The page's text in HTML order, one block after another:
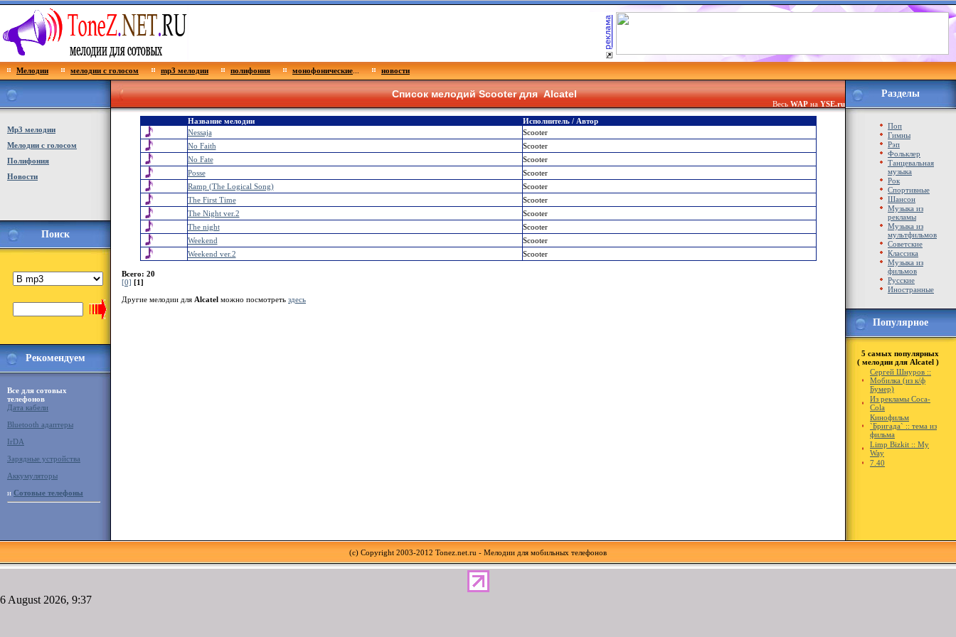
Мелодии мелодии с голосом mp3 мелодии полифония монофонические новости
Мp3 мелодии
Мелодии с голосом
Полифония
Новости
Поиск
Рекомендуем
Все для сотовых
телефонов
Дата кабели
Bluetooth адаптеры
IrDA
Зарядные устройства
Аккумуляторы
и Сотовые телефоны
Список мелодий Scooter дляAlcatel
Весь WAP на YSE.ru
Название мелодии
Исполнитель / Автор
Nessaja
Scooter
No Faith
Scooter
No Fate
Scooter
Posse
Scooter
Ramp (The Logical Song)
Scooter
The First Time
Scooter
The Night ver.2
Scooter
The night
Scooter
Weekend
Scooter
Weekend ver.2
Scooter
Всего: 20
[0] [1]
Другие мелодии для Alcatel можно посмотреть здесь
Разделы
Поп
Гимны
Рэп
Фольклер
Танцевальная
музыка
Рок
Спортивные
Шансон
Музыка из
рекламы
Музыка из
мультфильмов
Советские
Классика
Музыка из
фильмов
Русские
Иностранные
Популярное
5 самых популярных
( мелодии для Alcatel )
Сергей Шнуров ::
Мобилка (из к/ф
Бумер)
Из рекламы Coca-
Cola
Кинофильм
`Бригада` :: тема из
фильма
Limp Bizkit :: My
Way
7.40
(c) Copyright 2003-2012 Tonez.net.ru - Мелодии для мобильных телефонов
6 August 2026, 9:37